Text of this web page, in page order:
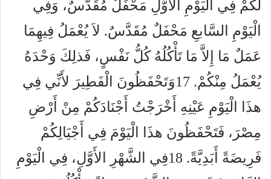
لَكُمْ فِي الْيَوْمِ الأَوَّلِ مَحْفَلٌ مُقَدَّسٌ، وَفِي
الْيَوْمِ السَّابعِ مَحْفَلٌ مُقَدَّسٌ. لاَ يُعْمَلُ فِيهِمَا
عَمَلٌ مَا إِلاَّ مَا تَأْكُلُهُ كُلُّ نَفْسٍ، فَذلِكَ وَحْدَهُ
يُعْمَلُ مِنْكُمْ. 17وَتَحْفَظُونَ الْفَطِيرَ لأَنِّي فِي
هذَا الْيَوْمِ عَيْنِهِ أَخْرَجْتُ أَجْنَادَكُمْ مِنْ أَرْضِ
مِصْرَ، فَتَحْفَظُونَ هذَا الْيَوْمَ فِي أَجْيَالِكُمْ
فَرِيضَةً أَبَدِيَّةً. 18فِي الشَّهْرِ الأَوَّلِ، فِي الْيَوْمِ